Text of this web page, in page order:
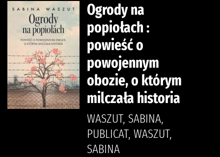
Ogrody na
popiołach :
powieść o
powojennym
obozie, o którym
milczała historia
WASZUT, SABINA,
PUBLICAT, WASZUT,
SABINA